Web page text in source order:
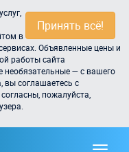
Принять всё!
в
Объявленные цены и
работы сайта
необязательные — с вашего
вы соглашаетесь с
пожалуйста,